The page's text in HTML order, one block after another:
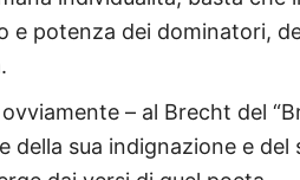
potenza dei dominatori,
– al Brecht del
della sua indignazione e